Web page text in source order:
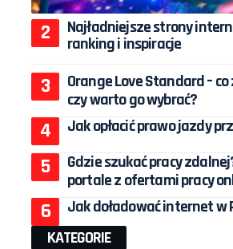
Najładniejsze strony
ranking i inspiracje
Orange Love Standard –
czy warto go wybrać?
Jak opłacić prawo jazdy
Gdzie szukać pracy
portale z ofertami pracy
Jak doładować internet w
KATEGORIE